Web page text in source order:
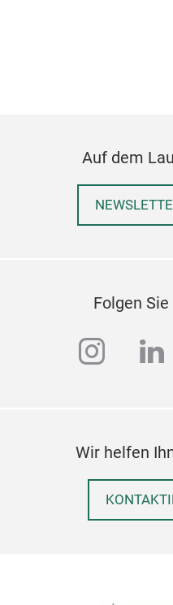
Auf dem
Folgen
Wir helfen